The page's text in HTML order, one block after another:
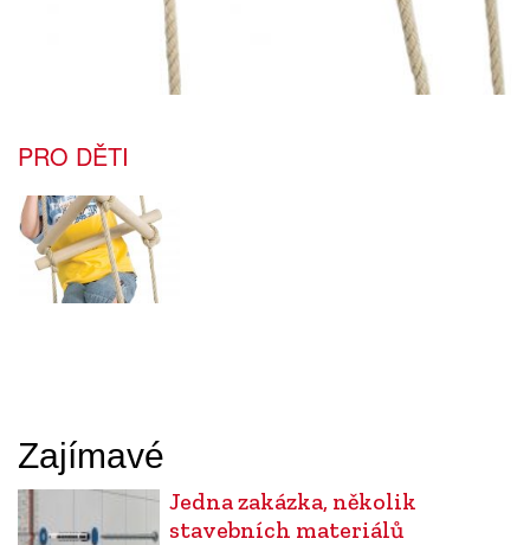
PRO DĚTI
Zajímavé
Jedna zakázka, několik
stavebních materiálů